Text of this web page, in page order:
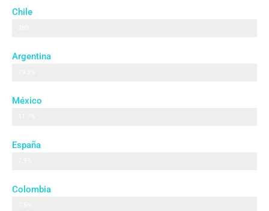
Chile
Argentina
México
España
Colombia